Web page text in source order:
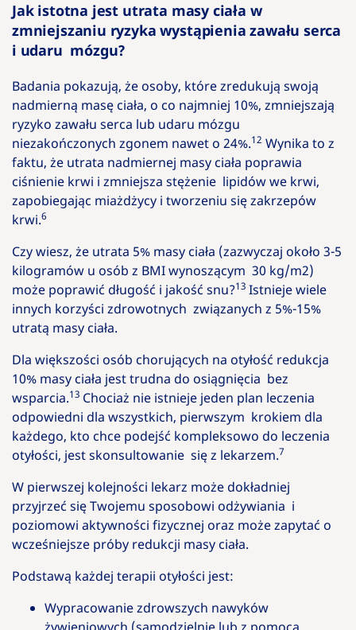
Jak istotna jest utrata masy ciała w
zmniejszaniu ryzyka wystąpienia zawału serca
i udaru mózgu?
Badania pokazują, że osoby, które zredukują swoją
nadmierną masę ciała, o co najmniej 10%, zmniejszają
ryzyko zawału serca lub udaru mózgu
niezakończonych zgonem nawet o 24%.12 Wynika to z
faktu, że utrata nadmiernej masy ciała poprawia
ciśnienie krwi i zmniejsza stężenie lipidów we krwi,
zapobiegając miażdżycy i tworzeniu się zakrzepów
krwi.6
Czy wiesz, że utrata 5% masy ciała (zazwyczaj około 3-5
kilogramów u osób z BMI wynoszącym 30 kg/m2)
może poprawić długość i jakość snu?13 Istnieje wiele
innych korzyści zdrowotnych związanych z 5%-15%
utratą masy ciała.
Dla większości osób chorujących na otyłość redukcja
10% masy ciała jest trudna do osiągnięcia bez
wsparcia.13 Chociaż nie istnieje jeden plan leczenia
odpowiedni dla wszystkich, pierwszym krokiem dla
każdego, kto chce podejść kompleksowo do leczenia
otyłości, jest skonsultowanie się z lekarzem.7
W pierwszej kolejności lekarz może dokładniej
przyjrzeć się Twojemu sposobowi odżywiania i
poziomowi aktywności fizycznej oraz może zapytać o
wcześniejsze próby redukcji masy ciała.
Podstawą każdej terapii otyłości jest:
Wypracowanie zdrowszych nawyków